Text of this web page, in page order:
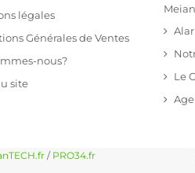
légales
Générales de Ventes
nous?
site
Meian
Le
/ PRO34.fr